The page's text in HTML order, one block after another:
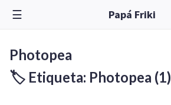
☰ Papá Friki
Photopea
🏷️ Etiqueta: Photopea (1)